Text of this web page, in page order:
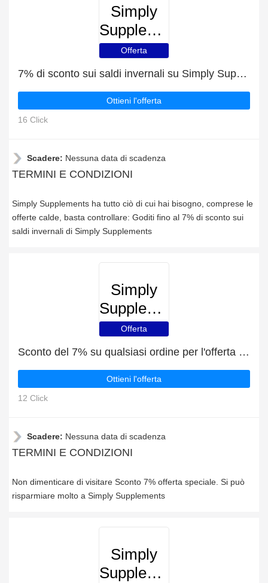
Simply
Supplements
Offerta
7% di sconto sui saldi invernali su Simply Supplements
Ottieni l'offerta
16 Click
Scadere: Nessuna data di scadenza
TERMINI E CONDIZIONI
Simply Supplements ha tutto ciò di cui hai bisogno, comprese le
offerte calde, basta controllare: Goditi fino al 7% di sconto sui
saldi invernali di Simply Supplements
Simply
Supplements
Offerta
Sconto del 7% su qualsiasi ordine per l'offerta speciale
Ottieni l'offerta
12 Click
Scadere: Nessuna data di scadenza
TERMINI E CONDIZIONI
Non dimenticare di visitare Sconto 7% offerta speciale. Si può
risparmiare molto a Simply Supplements
Simply
Supplements